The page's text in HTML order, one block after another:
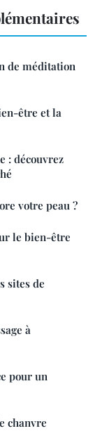
de méditation
être et la
: découvrez
votre peau ?
le bien-être
sites de
à
pour un
chanvre